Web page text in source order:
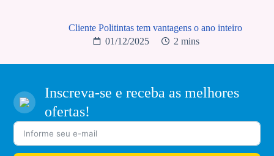
Cliente Politintas tem vantagens o ano inteiro
01/12/2025
2 mins
Inscreva-se e receba as melhores
ofertas!